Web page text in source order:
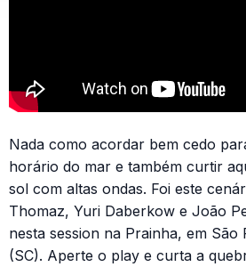
Nada como acordar bem cedo
horário do mar e também curtir
sol com altas ondas. Foi este
Thomaz, Yuri Daberkow e João
nesta session na Prainha, em São
(SC). Aperte o play e curta a